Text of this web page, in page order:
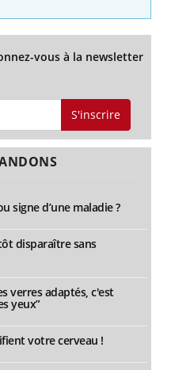
vous à la newsletter
S'inscrire
signe d’une maladie ?
disparaître sans
verres adaptés, c'est
yeux”
votre cerveau !